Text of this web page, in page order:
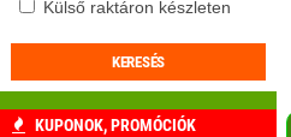
Külső raktáron készleten
KUPONOK, PROMÓCIÓK